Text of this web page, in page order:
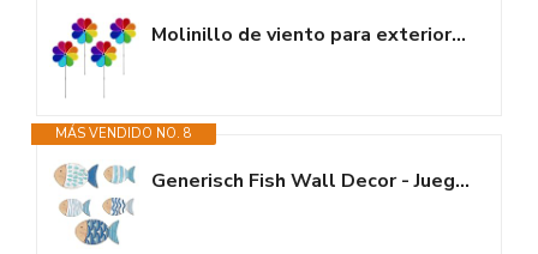
Molinillo de viento para exteriores, esculturas y molinillos de viento,...
MÁS VENDIDO NO. 8
Generisch Fish Wall Decor - Juego de 3/5/6 piezas de madera, rústico...